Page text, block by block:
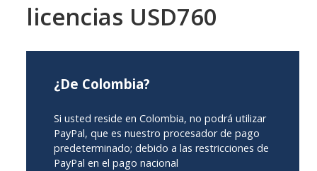
licencias USD760
¿De Colombia?
Si usted reside en Colombia, no podrá utilizar
PayPal, que es nuestro procesador de pago
predeterminado; debido a las restricciones de
PayPal en el pago nacional